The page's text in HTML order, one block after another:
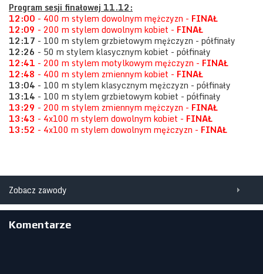
Program sesji finałowej 11.12:
12:00 - 400 m stylem dowolnym mężczyzn - FINAŁ
12:09 - 200 m stylem dowolnym kobiet - FINAŁ
12:17 - 100 m stylem grzbietowym mężczyzn - półfinały
12:26 - 50 m stylem klasycznym kobiet - półfinały
12:41 - 200 m stylem motylkowym mężczyzn - FINAŁ
12:48 - 400 m stylem zmiennym kobiet - FINAŁ
13:04 - 100 m stylem klasycznym mężczyzn - półfinały
13:14 - 100 m stylem grzbietowym kobiet - półfinały
13:29 - 200 m stylem zmiennym mężczyzn - FINAŁ
13:43 - 4x100 m stylem dowolnym kobiet - FINAŁ
13:52 - 4x100 m stylem dowolnym mężczyzn - FINAŁ
Zobacz zawody
Komentarze